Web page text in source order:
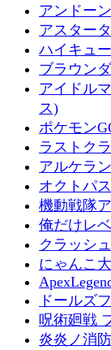
アンドー
アスター
ハイキュ
ブラウン
アイドル
ス)
ポケモン
ラストク
アルケラ
オクトパ
機動戦隊
俺だけレ
クラッシ
にゃんこ
ドールズ
呪術廻戦
炎炎ノ消